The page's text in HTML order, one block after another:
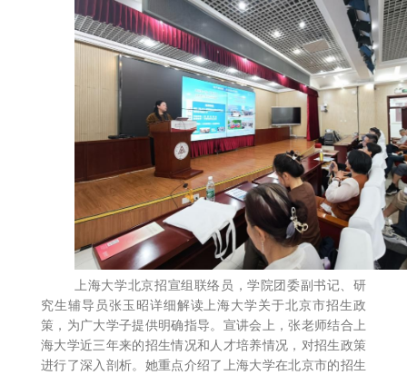
上海大学北京招宣组联络员，学院团委副书记、研
究生辅导员张玉昭详细解读上海大学关于北京市招生政
策，为广大学子提供明确指导。宣讲会上，张老师结合上
海大学近三年来的招生情况和人才培养情况，对招生政策
进行了深入剖析。她重点介绍了上海大学在北京市的招生